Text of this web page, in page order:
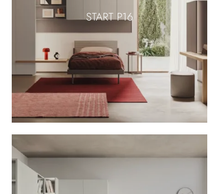
START P16